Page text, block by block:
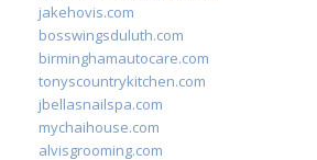
jakehovis.com
bosswingsduluth.com
birminghamautocare.com
tonyscountrykitchen.com
jbellasnailspa.com
mychaihouse.com
alvisgrooming.com